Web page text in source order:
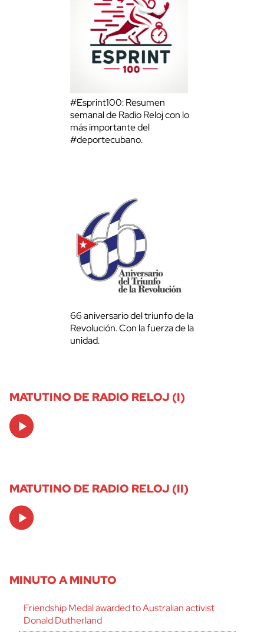
#Esprint100: Resumen
semanal de Radio Reloj con lo
más importante del
#deportecubano.
66 aniversario del triunfo de la
Revolución. Con la fuerza de la
unidad.
MATUTINO DE RADIO RELOJ (I)
Audio
Player
MATUTINO DE RADIO RELOJ (II)
Audio
Player
MINUTO A MINUTO
Friendship Medal awarded to Australian activist
Donald Dutherland